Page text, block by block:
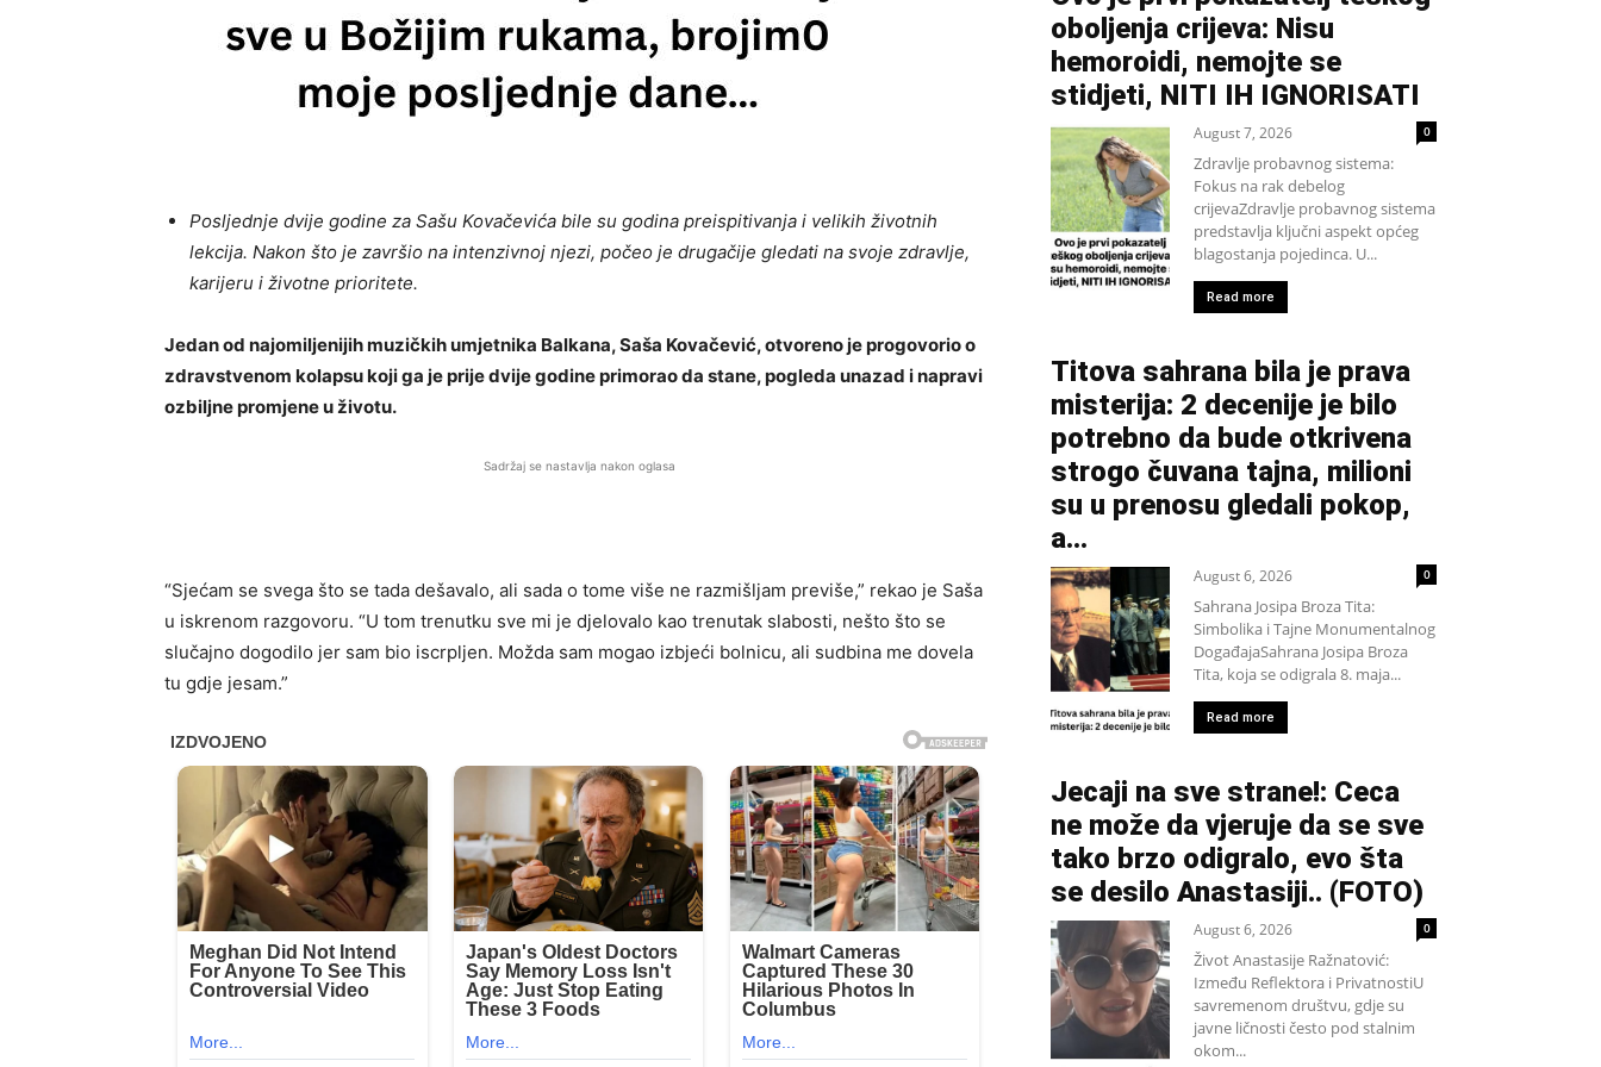
Posljednje dvije godine za Sašu Kovačevića bile su godina preispitivanja i velikih životnih
lekcija. Nakon što je završio na intenzivnoj njezi, počeo je drugačije gledati na svoje zdravlje,
karijeru i životne prioritete.
Jedan od najomiljenijih muzičkih umjetnika Balkana, Saša Kovačević, otvoreno je progovorio o
zdravstvenom kolapsu koji ga je prije dvije godine primorao da stane, pogleda unazad i napravi
ozbiljne promjene u životu.
Sadržaj se nastavlja nakon oglasa
“Sjećam se svega što se tada dešavalo, ali sada o tome više ne razmišljam previše,” rekao je Saša
u iskrenom razgovoru. “U tom trenutku sve mi je djelovalo kao trenutak slabosti, nešto što se
slučajno dogodilo jer sam bio iscrpljen. Možda sam mogao izbjeći bolnicu, ali sudbina me dovela
tu gdje jesam.”
oboljenja crijeva: Nisu
hemoroidi, nemojte se
stidjeti, NITI IH IGNORISATI
August 7, 2026 0
Zdravlje probavnog sistema:
Fokus na rak debelog
crijevaZdravlje probavnog sistema
predstavlja ključni aspekt općeg
blagostanja pojedinca. U...
Read more
Titova sahrana bila je prava
misterija: 2 decenije je bilo
potrebno da bude otkrivena
strogo čuvana tajna, milioni
su u prenosu gledali pokop,
a...
August 6, 2026 0
Sahrana Josipa Broza Tita:
Simbolika i Tajne Monumentalnog
DogađajaSahrana Josipa Broza
Tita, koja se odigrala 8. maja...
Read more
Jecaji na sve strane!: Ceca
ne može da vjeruje da se sve
tako brzo odigralo, evo šta
se desilo Anastasiji.. (FOTO)
August 6, 2026 0
Život Anastasije Ražnatović:
Između Reflektora i PrivatnostiU
savremenom društvu, gdje su
javne ličnosti često pod stalnim
okom...